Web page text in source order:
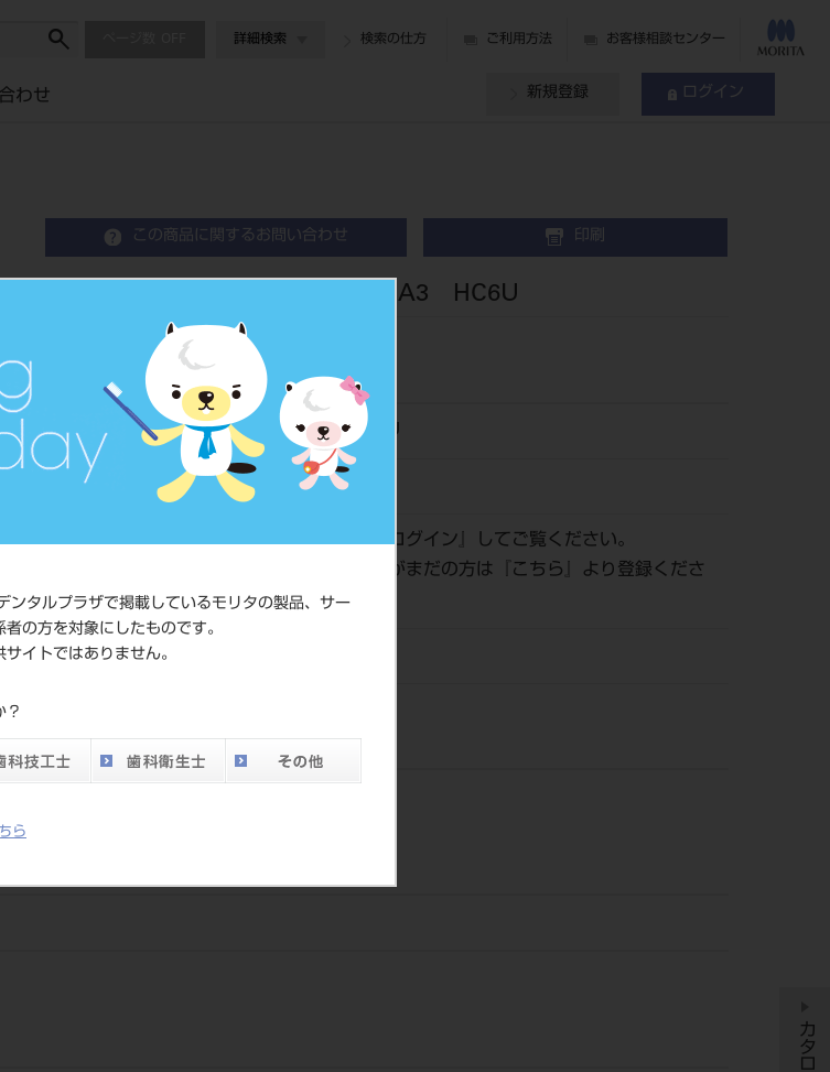
ンタルプラザで掲載しているモリタの製品、サー
の方を対象にしたものです。
イトではありません。
？
ら
詳細検索 検索の仕方 ご利用方法 お客様相談センター
わせ 新規登録 ログイン
この商品に関するお問い合わせ 印刷
エンデュラ アンテリオ 6歯 A3 HC6U
Resin Anterior Teeth
硬質レジン歯
品目コード 204350011HC6U
JAN/EANコード 4548162017291
価格の確認は『ログイン 』してご覧ください。
ネット会員登録がまだの方は『
こちら
』より登録くださ
い。
メーカー
ジ